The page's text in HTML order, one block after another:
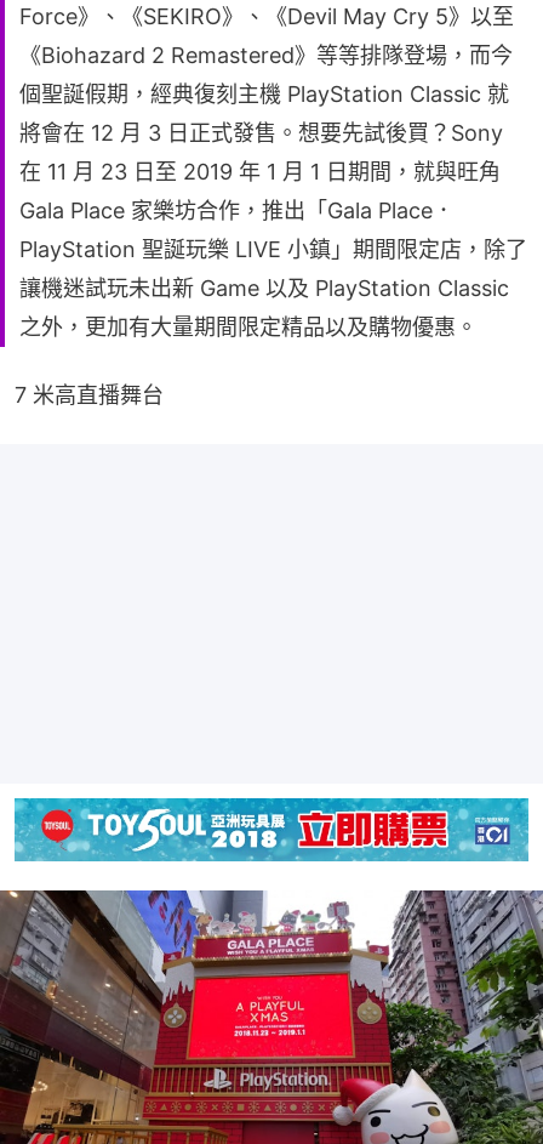
Force》、《SEKIRO》、《Devil May Cry 5》以至
《Biohazard 2 Remastered》等等排隊登場，而今
個聖誕假期，經典復刻主機 PlayStation Classic 就
將會在 12 月 3 日正式發售。想要先試後買？Sony
在 11 月 23 日至 2019 年 1 月 1 日期間，就與旺角
Gala Place 家樂坊合作，推出「Gala Place．
PlayStation 聖誕玩樂 LIVE 小鎮」期間限定店，除了
讓機迷試玩未出新 Game 以及 PlayStation Classic
之外，更加有大量期間限定精品以及購物優惠。
7 米高直播舞台